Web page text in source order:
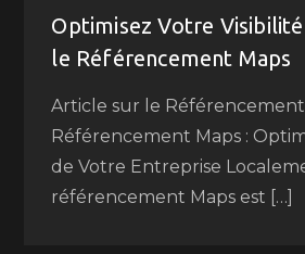
Optimisez Votre
le Référencement Maps
Article sur le Référencement
Référencement Maps :
de Votre Entreprise
référencement Maps est […]